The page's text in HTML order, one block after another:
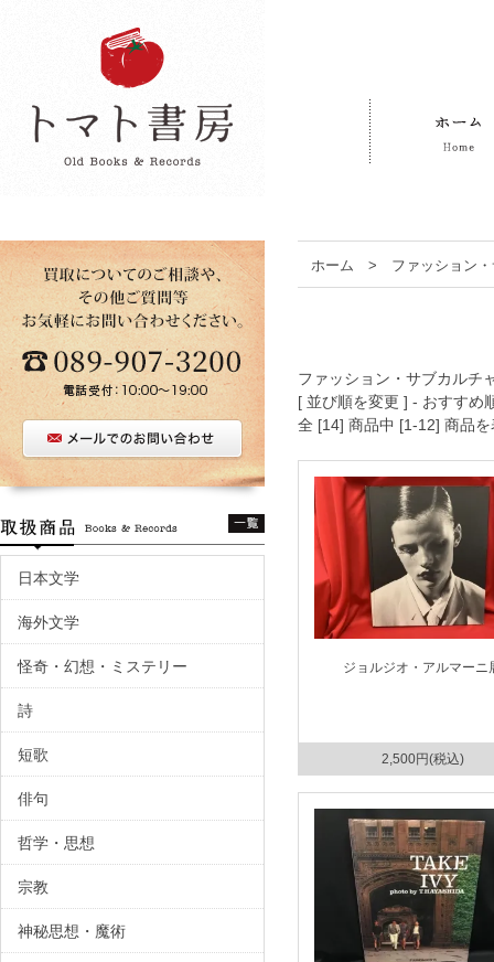
ホーム > ファッション
ファッション・サブカルチ
[ 並び順を変更 ] - おすすめ
全 [14] 商品中 [1-12] 商品
ジョルジオ・アルマーニ
2,500円(税込)
日本文学
海外文学
怪奇・幻想・ミステリー
詩
短歌
俳句
哲学・思想
宗教
神秘思想・魔術